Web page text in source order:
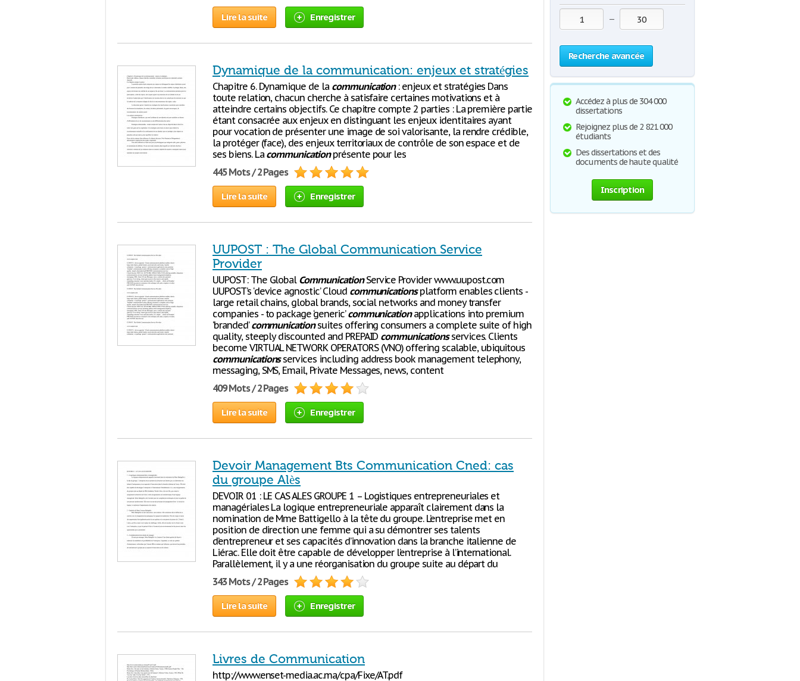
Lire la suite Enregistrer
Dynamique de la communication: enjeux et stratégies
Chapitre 6. Dynamique de la communication: enjeux et stratégies Dans
toute relation, chacun cherche à satisfaire certaines motivations et à
atteindre certains objectifs. Ce chapitre compte 2 parties : La première partie
étant consacrée aux enjeux en distinguant les enjeux identitaires ayant
pour vocation de présenter une image de soi valorisante, la rendre crédible,
la protéger (face), des enjeux territoriaux de contrôle de son espace et de
ses biens. La communicationprésente pour les
445 Mots / 2 Pages
Lire la suite Enregistrer
UUPOST : The Global Communication Service
Provider
UUPOST: The Global CommunicationService Provider www.uupost.com
UUPOST’s ‘device agnostic’ Cloud communicationsplatform enables clients -
large retail chains, global brands, social networks and money transfer
companies - to package ‘generic’communicationapplications into premium
‘branded’communicationsuites offering consumers a complete suite of high
quality, steeply discounted and PREPAID communicationsservices. Clients
become VIRTUAL NETWORK OPERATORS (VNO) offering scalable, ubiquitous
communicationsservices including address book management telephony,
messaging, SMS, Email, Private Messages, news, content
409 Mots / 2 Pages
Lire la suite Enregistrer
Devoir Management Bts Communication Cned: cas
du groupe Alès
DEVOIR 01 : LE CAS ALES GROUPE 1 – Logistiques entrepreneuriales et
managériales La logique entrepreneuriale apparaît clairement dans la
nomination de Mme Battigello à la tête du groupe. L’entreprise met en
position de direction une femme qui a su démontrer ses talents
d’entrepreneur et ses capacités d’innovation dans la branche italienne de
Liérac. Elle doit être capable de développer l’entreprise à l’international.
Parallèlement, il y a une réorganisation du groupe suite au départ du
343 Mots / 2 Pages
Lire la suite Enregistrer
Livres de Communication
http://www.enset-media.ac.ma/cpa/Fixe/AT.pdf
—
Recherche avancée
Accédez à plus de 304 000
dissertations
Rejoignez plus de 2 821 000
étudiants
Des dissertations et des
documents de haute qualité
Inscription